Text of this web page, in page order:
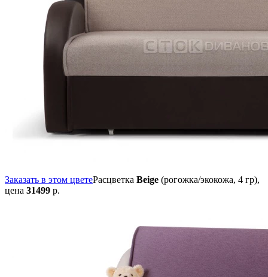
Заказать в этом цветеРасцветка Beige (рогожка/экокожа, 4 гр),
цена 31499 р.